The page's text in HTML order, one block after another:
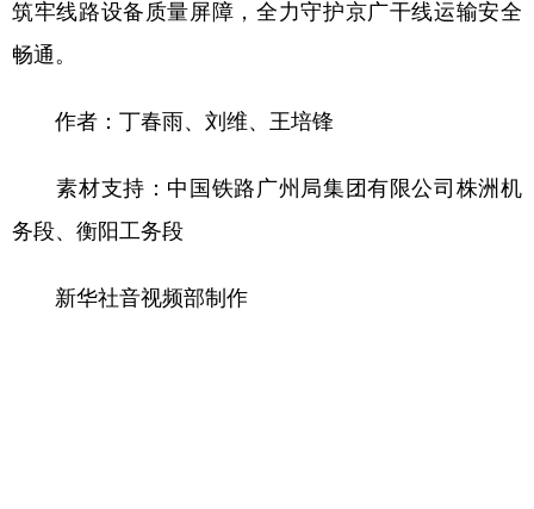
筑牢线路设备质量屏障，全力守护京广干线运输安全
畅通。
作者：丁春雨、刘维、王培锋
素材支持：中国铁路广州局集团有限公司株洲机
务段、衡阳工务段
新华社音视频部制作